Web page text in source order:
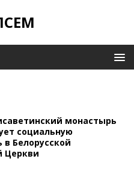
монастырь
социальную
в Белорусской
Церкви